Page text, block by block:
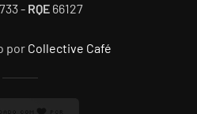
- RQE 66127
por Collective Café